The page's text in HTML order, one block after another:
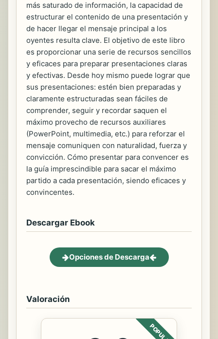
más saturado de información, la capacidad de
estructurar el contenido de una presentación y
de hacer llegar el mensaje principal a los
oyentes resulta clave. El objetivo de este libro
es proporcionar una serie de recursos sencillos
y eficaces para preparar presentaciones claras
y efectivas. Desde hoy mismo puede lograr que
sus presentaciones: estén bien preparadas y
claramente estructuradas sean fáciles de
comprender, seguir y recordar saquen el
máximo provecho de recursos auxiliares
(PowerPoint, multimedia, etc.) para reforzar el
mensaje comuniquen con naturalidad, fuerza y
convicción. Cómo presentar para convencer es
la guía imprescindible para sacar el máximo
partido a cada presentación, siendo eficaces y
convincentes.
Descargar Ebook
Opciones de Descarga
Valoración